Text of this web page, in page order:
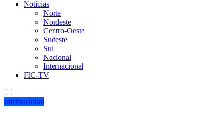
Notícias
Norte
Nordeste
Centro-Oeste
Sudeste
Sul
Nacional
Internacional
FIC-TV
Internacional